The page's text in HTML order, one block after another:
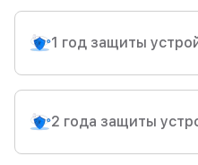
1 год защиты
2 года защиты